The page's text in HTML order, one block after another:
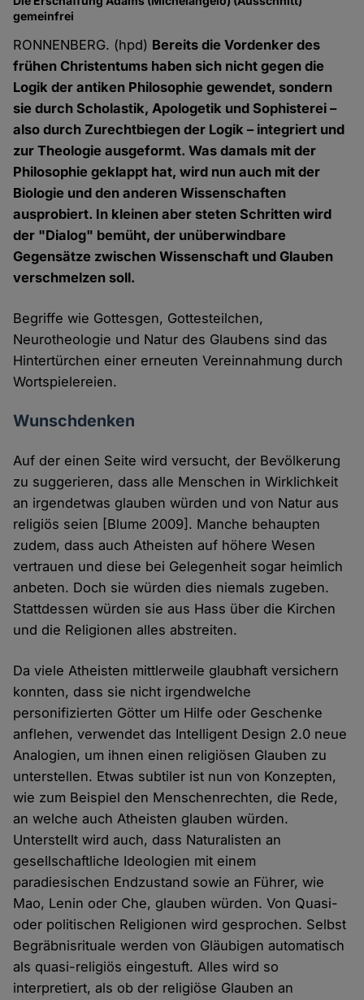
gemeinfrei
RONNENBERG. (hpd) Bereits die Vordenker des
frühen Christentums haben sich nicht gegen die
Logik der antiken Philosophie gewendet, sondern
sie durch Scholastik, Apologetik und Sophisterei –
also durch Zurechtbiegen der Logik – integriert und
zur Theologie ausgeformt. Was damals mit der
Philosophie geklappt hat, wird nun auch mit der
Biologie und den anderen Wissenschaften
ausprobiert. In kleinen aber steten Schritten wird
der "Dialog" bemüht, der unüberwindbare
Gegensätze zwischen Wissenschaft und Glauben
verschmelzen soll.
Begriffe wie Gottesgen, Gottesteilchen,
Neurotheologie und Natur des Glaubens sind das
Hintertürchen einer erneuten Vereinnahmung durch
Wortspielereien.
Wunschdenken
Auf der einen Seite wird versucht, der Bevölkerung
zu suggerieren, dass alle Menschen in Wirklichkeit
an irgendetwas glauben würden und von Natur aus
religiös seien [Blume 2009]. Manche behaupten
zudem, dass auch Atheisten auf höhere Wesen
vertrauen und diese bei Gelegenheit sogar heimlich
anbeten. Doch sie würden dies niemals zugeben.
Stattdessen würden sie aus Hass über die Kirchen
und die Religionen alles abstreiten.
Da viele Atheisten mittlerweile glaubhaft versichern
konnten, dass sie nicht irgendwelche
personifizierten Götter um Hilfe oder Geschenke
anflehen, verwendet das Intelligent Design 2.0 neue
Analogien, um ihnen einen religiösen Glauben zu
unterstellen. Etwas subtiler ist nun von Konzepten,
wie zum Beispiel den Menschenrechten, die Rede,
an welche auch Atheisten glauben würden.
Unterstellt wird auch, dass Naturalisten an
gesellschaftliche Ideologien mit einem
paradiesischen Endzustand sowie an Führer, wie
Mao, Lenin oder Che, glauben würden. Von Quasi-
oder politischen Religionen wird gesprochen. Selbst
Begräbnisrituale werden von Gläubigen automatisch
als quasi-religiös eingestuft. Alles wird so
interpretiert, als ob der religiöse Glauben an